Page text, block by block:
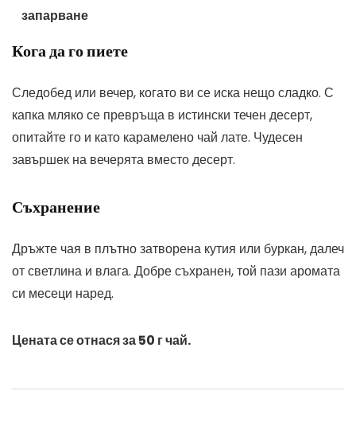
запарване
Кога да го пиете
Следобед или вечер, когато ви се иска нещо сладко. С
капка мляко се превръща в истински течен десерт,
опитайте го и като карамелено чай лате. Чудесен
завършек на вечерята вместо десерт.
Съхранение
Дръжте чая в плътно затворена кутия или буркан, далеч
от светлина и влага. Добре съхранен, той пази аромата
си месеци наред.
Цената се отнася за 50 г чай.